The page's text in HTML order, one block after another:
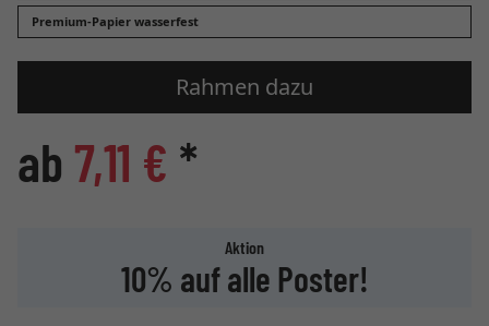
Premium-Papier wasserfest
Rahmen dazu
ab 7,11 € *
Aktion
10% auf alle Poster!